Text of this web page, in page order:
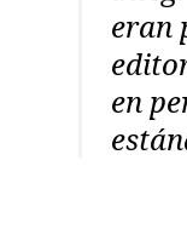
eran
en